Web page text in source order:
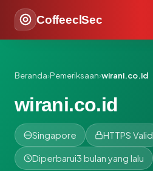
CoffeeclSec
Beranda›Pemeriksaan›wirani.co.id
wirani.co.id
Singapore HTTPS Valid
Diperbarui3 bulan yang lalu